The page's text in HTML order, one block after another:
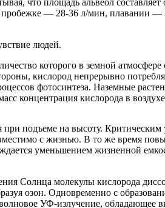
пробежке — 28-36 л/мин, плавании
людей.
которого в земной атмосфере
кислород непрерывно
фотосинтеза. Наземные
концентрация кислорода в
подъеме на высоту. Критическим
с жизнью. В то же время
уменьшением жизненной
Солнца молекулы кислорода
озон. Одновременно с
УФ-излучение,